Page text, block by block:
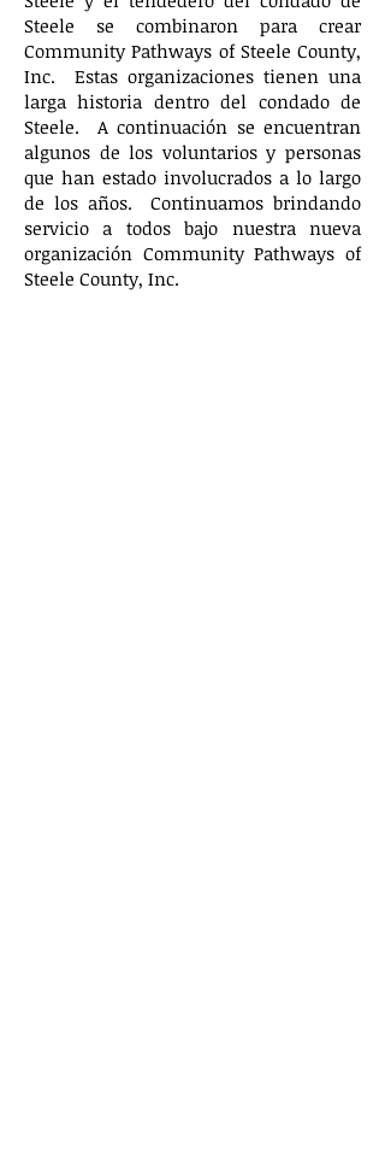
Steele se combinaron para crear
Community Pathways of Steele County,
Inc. Estas organizaciones tienen una
larga historia dentro del condado de
Steele. A continuación se encuentran
algunos de los voluntarios y personas
que han estado involucrados a lo largo
de los años. Continuamos brindando
servicio a todos bajo nuestra nueva
organización Community Pathways of
Steele County, Inc.